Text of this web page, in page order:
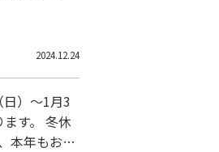
2024.12.24
）～1月3
す。 冬休
本年もお世